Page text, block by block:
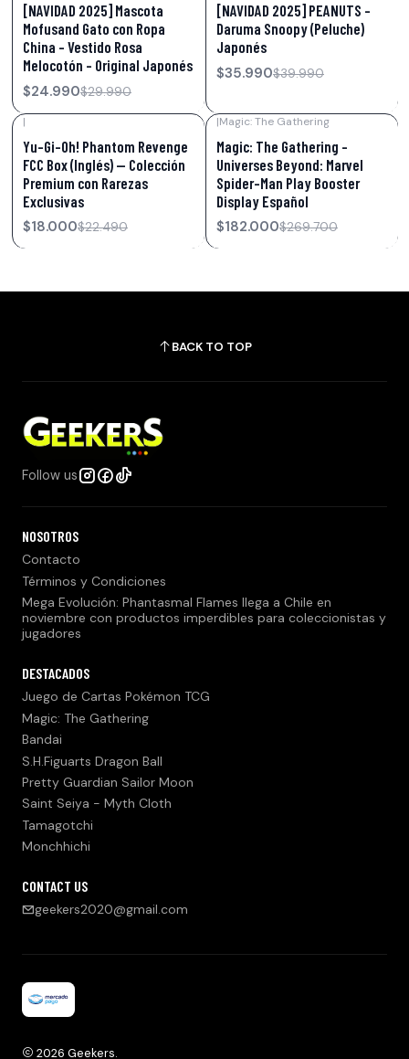
[NAVIDAD 2025] Mascota
Mofusand Gato con Ropa
China – Vestido Rosa
Melocotón – Original Japonés
$24.990$29.990
[NAVIDAD 2025] PEANUTS –
Daruma Snoopy (Peluche)
Japonés
$35.990$39.990
|
Yu-Gi-Oh! Phantom Revenge
FCC Box (Inglés) — Colección
Premium con Rarezas
Exclusivas
$18.000$22.490
|Magic: The Gathering
Magic: The Gathering –
Universes Beyond: Marvel
Spider-Man Play Booster
Display Español
$182.000$269.700
BACK TO TOP
Follow us
NOSOTROS
Contacto
Términos y Condiciones
Mega Evolución: Phantasmal Flames llega a Chile en
noviembre con productos imperdibles para coleccionistas y
jugadores
DESTACADOS
Juego de Cartas Pokémon TCG
Magic: The Gathering
Bandai
S.H.Figuarts Dragon Ball
Pretty Guardian Sailor Moon
Saint Seiya - Myth Cloth
Tamagotchi
Monchhichi
CONTACT US
geekers2020@gmail.com
2026 Geekers.